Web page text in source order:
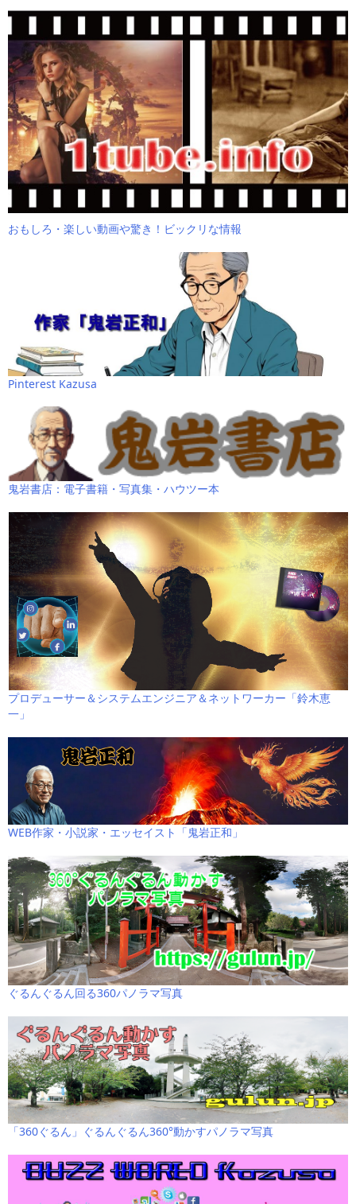
おもしろ・楽しい動画や驚き！ビックリな情報
Pinterest Kazusa
鬼岩書店：電子書籍・写真集・ハウツー本
プロデューサー＆システムエンジニア＆ネットワーカー「鈴木恵
一」
WEB作家・小説家・エッセイスト「鬼岩正和」
ぐるんぐるん回る360パノラマ写真
「360ぐるん」ぐるんぐるん360°動かすパノラマ写真